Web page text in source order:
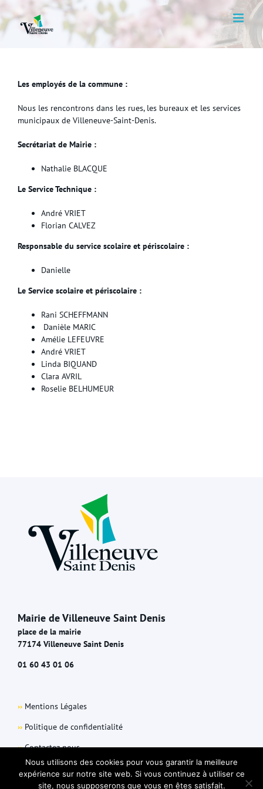
to
content
Les employés de la commune :
Nous les rencontrons dans les rues, les bureaux et les services
municipaux de Villeneuve-Saint-Denis.
Secrétariat de Mairie :
Nathalie BLACQUE
Le Service Technique :
André VRIET
Florian CALVEZ
Responsable du service scolaire et périscolaire :
Danielle
Le Service scolaire et périscolaire :
Rani SCHEFFMANN
Danièle MARIC
Amélie LEFEUVRE
André VRIET
Linda BIQUAND
Clara AVRIL
Roselie BELHUMEUR
Mairie de Villeneuve Saint Denis
place de la mairie
77174 Villeneuve Saint Denis
01 60 43 01 06
›› Mentions Légales
›› Politique de confidentialité
›› Contactez-nous
Nous utilisons des cookies pour vous garantir la meilleure
expérience sur notre site web. Si vous continuez à utiliser ce
site, nous supposerons que vous en êtes satisfait.